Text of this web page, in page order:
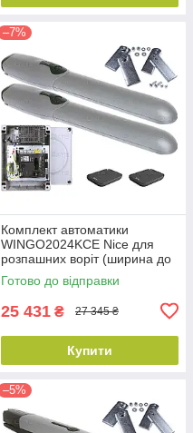
–7%
Комплект автоматики
WINGO2024KCE Nice для
розпашних воріт (ширина до
4 м)
Готово до відправки
25 431 ₴ 27 345 ₴
Купити
–5%